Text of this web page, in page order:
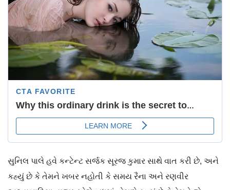
સુનિલ પાલે હવે કન્ટેન્ટ સર્જક સૂરજ કુમાર સાથે વાત કરી છે, અને
કહ્યું છે કે તેમને ખબર નહોતી કે સમય રૈના અને રણવીર